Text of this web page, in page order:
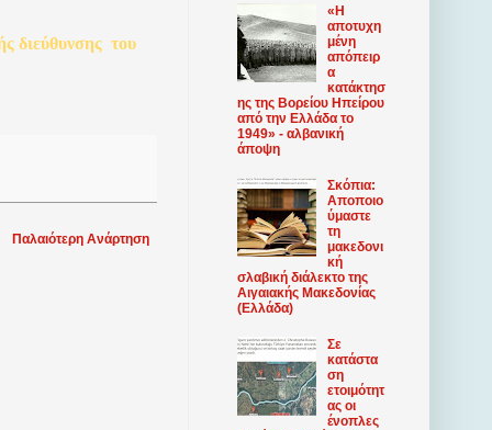
διεύθυνσης του
Παλαιότερη Ανάρτηση
«Η
αποτυχη
μένη
απόπειρ
α
κατάκτησ
ης της Βορείου Ηπείρου
από την Ελλάδα το
1949» - αλβανική
άποψη
Σκόπια:
Αποποιο
ύμαστε
τη
μακεδονι
κή
σλαβική διάλεκτο της
Αιγαιακής Μακεδονίας
(Ελλάδα)
Σε
κατάστα
ση
ετοιμότητ
ας οι
ένοπλες